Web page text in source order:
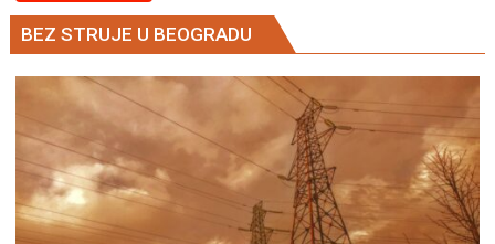
BEZ STRUJE U BEOGRADU